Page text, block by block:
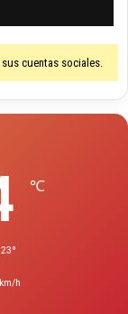
cuentas sociales.
℃
h